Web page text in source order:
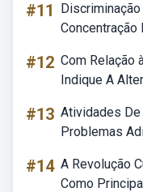
#11
Concentração
#12 Com Relação
Indique A
#13 Atividades De
Problemas
#14 A Revolução
Como